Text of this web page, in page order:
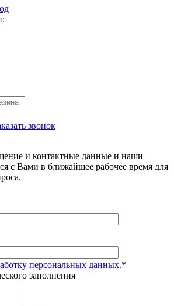
звонок
и контактные данные и наши
с Вами в ближайшее рабочее время для
персональных данных.*
заполнения